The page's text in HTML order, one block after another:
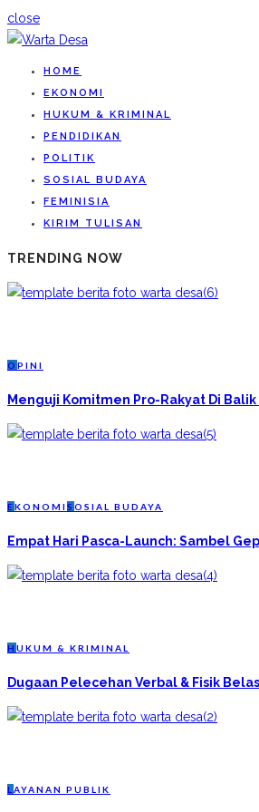
close
HOME
EKONOMI
HUKUM & KRIMINAL
PENDIDIKAN
POLITIK
SOSIAL BUDAYA
FEMINISIA
KIRIM TULISAN
TRENDING NOW
O PINI
Menguji Komitmen Pro-Rakyat Di
EKONOMI S OSIAL BUDAYA
Empat Hari Pasca-Launch: Sambel
H UKUM & KRIMINAL
Dugaan Pelecehan Verbal & Fisik
L AYANAN PUBLIK